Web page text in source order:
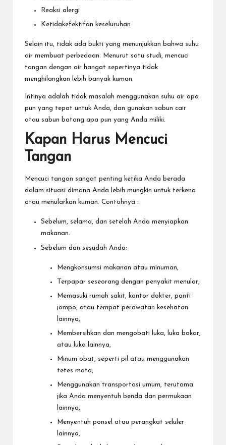
Reaksi alergi
Ketidakefektifan keseluruhan
Selain itu, tidak ada bukti yang menunjukkan bahwa suhu
air membuat perbedaan. Menurut satu studi, mencuci
tangan dengan air hangat sepertinya tidak
menghilangkan lebih banyak kuman.
Intinya adalah tidak masalah menggunakan suhu air apa
pun yang tepat untuk Anda, dan gunakan sabun cair
atau sabun batang apa pun yang Anda miliki.
Kapan Harus Mencuci
Tangan
Mencuci tangan sangat penting ketika Anda berada
dalam situasi dimana Anda lebih mungkin untuk terkena
atau menularkan kuman. Contohnya :
Sebelum, selama, dan setelah Anda menyiapkan
makanan.
Sebelum dan sesudah Anda:
Mengkonsumsi makanan atau minuman,
Terpapar seseorang dengan penyakit menular,
Memasuki rumah sakit, kantor dokter, panti
jompo, atau tempat perawatan kesehatan
lainnya,
Membersihkan dan mengobati luka, luka bakar,
atau luka lainnya,
Minum obat, seperti pil atau menggunakan
tetes mata,
Menggunakan transportasi umum, terutama
jika Anda menyentuh benda dan permukaan
lainnya,
Menyentuh ponsel atau perangkat seluler
lainnya,